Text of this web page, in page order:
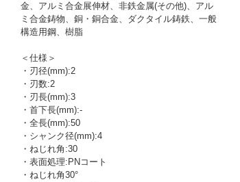
金、アルミ合金展伸材、非鉄金属(その他)、アル
ミ合金鋳物、銅・銅合金、ダクタイル鋳鉄、一般
構造用鋼、樹脂
＜仕様＞
・刃径(mm):2
・刃数:2
・刃長(mm):3
・首下長(mm):-
・全長(mm):50
・シャンク径(mm):4
・ねじれ角:30
・表面処理:PNコート
・ねじれ角30°